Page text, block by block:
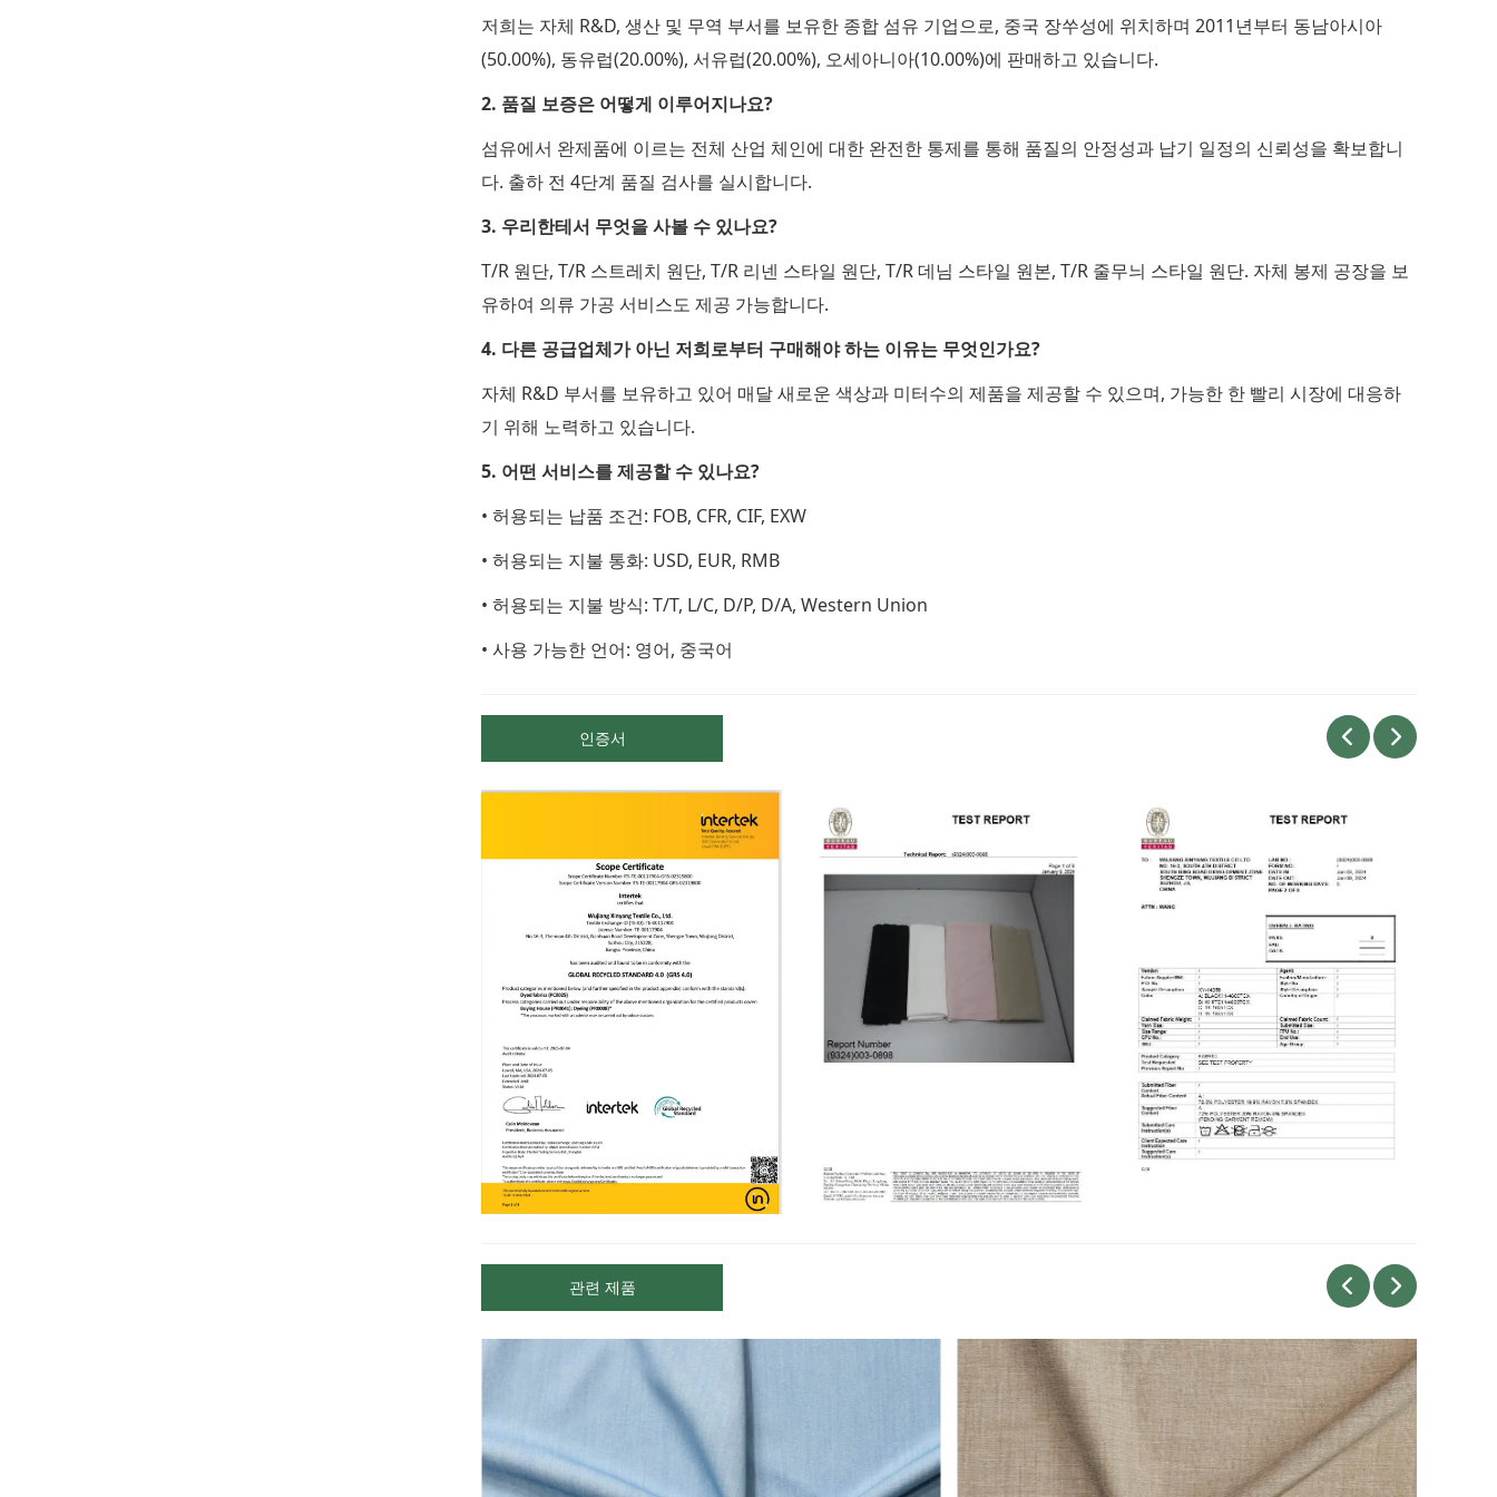
저희는 자체 R&D, 생산 및 무역 부서를 보유한 종합 섬유 기업으로, 중국 장쑤성에 위치하며 2011년부터 동남아시아
(50.00%), 동유럽(20.00%), 서유럽(20.00%), 오세아니아(10.00%)에 판매하고 있습니다.
2. 품질 보증은 어떻게 이루어지나요?
섬유에서 완제품에 이르는 전체 산업 체인에 대한 완전한 통제를 통해 품질의 안정성과 납기 일정의 신뢰성을 확보합니
다. 출하 전 4단계 품질 검사를 실시합니다.
3. 우리한테서 무엇을 사볼 수 있나요?
T/R 원단, T/R 스트레치 원단, T/R 리넨 스타일 원단, T/R 데님 스타일 원본, T/R 줄무늬 스타일 원단. 자체 봉제 공장을 보
유하여 의류 가공 서비스도 제공 가능합니다.
4. 다른 공급업체가 아닌 저희로부터 구매해야 하는 이유는 무엇인가요?
자체 R&D 부서를 보유하고 있어 매달 새로운 색상과 미터수의 제품을 제공할 수 있으며, 가능한 한 빨리 시장에 대응하
기 위해 노력하고 있습니다.
5. 어떤 서비스를 제공할 수 있나요?
• 허용되는 납품 조건: FOB, CFR, CIF, EXW
• 허용되는 지불 통화: USD, EUR, RMB
• 허용되는 지불 방식: T/T, L/C, D/P, D/A, Western Union
• 사용 가능한 언어: 영어, 중국어
인증서
관련 제품